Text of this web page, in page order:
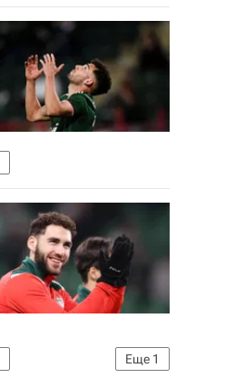
Еще 1